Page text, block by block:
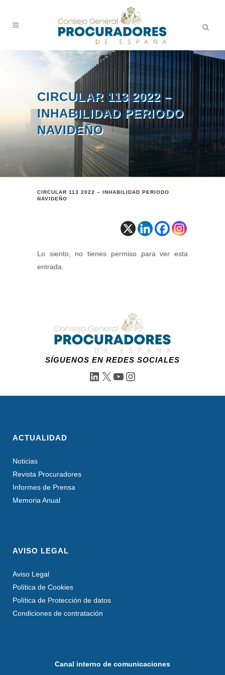
CIRCULAR 113 2022 –
INHABILIDAD PERIODO
NAVIDEÑO
CIRCULAR 113 2022 – INHABILIDAD PERIODO
NAVIDEÑO
Lo siento, no tienes permiso para ver esta
entrada.
SÍGUENOS EN REDES SOCIALES
LinkedIn
X YouTube
Instagram
ACTUALIDAD
Noticias
Revista Procuradores
Informes de Prensa
Memoria Anual
AVISO LEGAL
Aviso Legal
Política de Cookies
Política de Protección de datos
Condiciones de contratación
Canal interno de comunicaciones